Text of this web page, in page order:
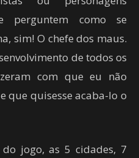
perguntem como se
sim! O chefe dos maus.
de todos os
com que eu não
que quisesse acaba-lo o
do jogo, as 5 cidades, 7